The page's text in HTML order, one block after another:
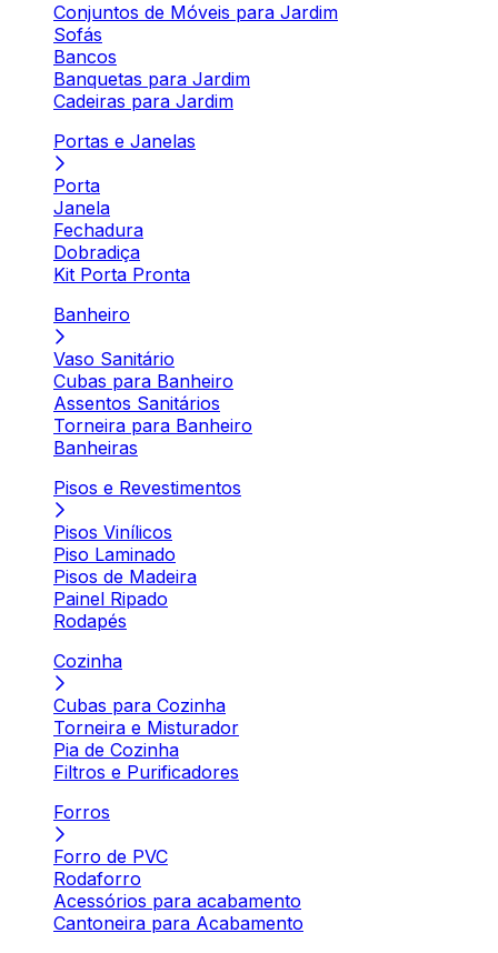
Conjuntos de Móveis para Jardim
Sofás
Bancos
Banquetas para Jardim
Cadeiras para Jardim
Portas e Janelas
Porta
Janela
Fechadura
Dobradiça
Kit Porta Pronta
Banheiro
Vaso Sanitário
Cubas para Banheiro
Assentos Sanitários
Torneira para Banheiro
Banheiras
Pisos e Revestimentos
Pisos Vinílicos
Piso Laminado
Pisos de Madeira
Painel Ripado
Rodapés
Cozinha
Cubas para Cozinha
Torneira e Misturador
Pia de Cozinha
Filtros e Purificadores
Forros
Forro de PVC
Rodaforro
Acessórios para acabamento
Cantoneira para Acabamento